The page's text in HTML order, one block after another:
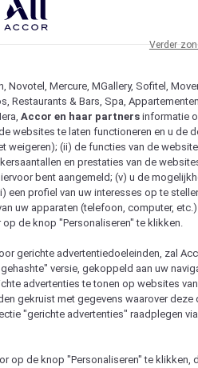
Novotel, Mercure, MGallery, Sofitel,
Restaurants & Bars, Spa,
Accor en haar partners informatie
websites te laten functioneren en u de
weigeren); (ii) de functies van de
en prestaties van de
bent aangemeld; (v) u de
een profiel van uw interesses op te
uw apparaten (telefoon, computer,
de knop "Personaliseren" te klikken.
gerichte advertentiedoeleinden, zal
versie, gekoppeld aan uw
advertenties te tonen op websites
gekruist met gegevens waarover deze
"gerichte advertenties" raadplegen
op de knop "Personaliseren" te klikken,
Verder